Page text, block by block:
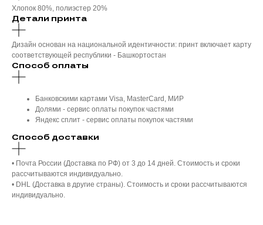
Хлопок 80%, полиэстер 20%
Детали принта
Дизайн основан на национальной идентичности: принт включает карту
соответствующей республики - Башкортостан
Способ оплаты
Банковскими картами Visa, MasterCard, МИР
Долями - сервис оплаты покупок частями
Яндекс сплит - сервис оплаты покупок частями
Способ доставки
• Почта России (Доставка по РФ) от 3 до 14 дней. Стоимость и сроки
рассчитываются индивидуально.
• DHL (Доставка в другие страны). Стоимость и сроки рассчитываются
индивидуально.